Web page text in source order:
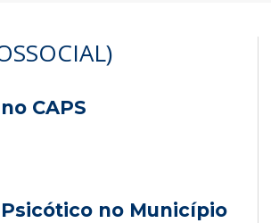
CAPS
no Município